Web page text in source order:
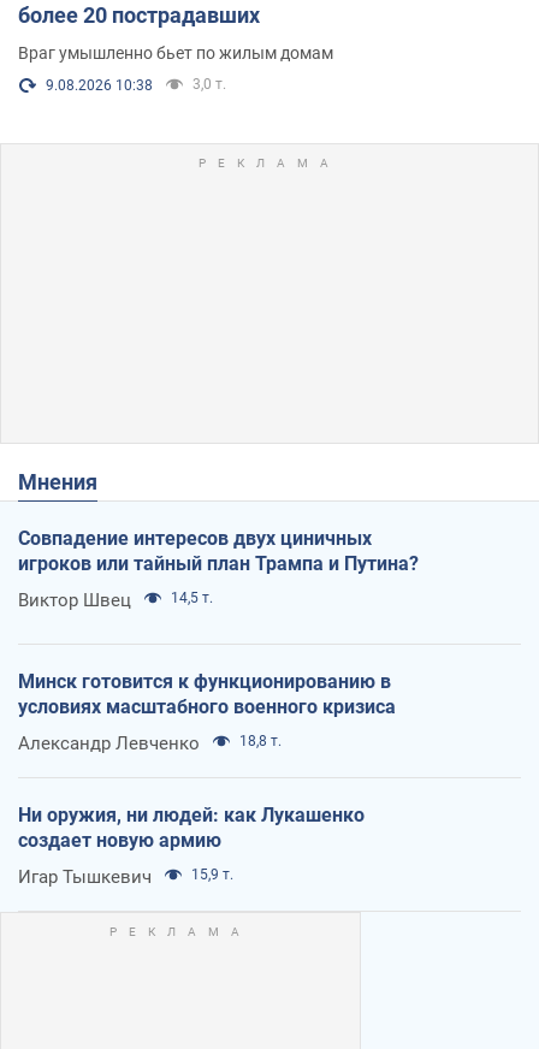
более 20 пострадавших
Враг умышленно бьет по жилым домам
9.08.2026 10:38 3,0 т.
Мнения
Совпадение интересов двух циничных
игроков или тайный план Трампа и Путина?
Виктор Швец 14,5 т.
Минск готовится к функционированию в
условиях масштабного военного кризиса
Александр Левченко 18,8 т.
Ни оружия, ни людей: как Лукашенко
создает новую армию
Игар Тышкевич 15,9 т.